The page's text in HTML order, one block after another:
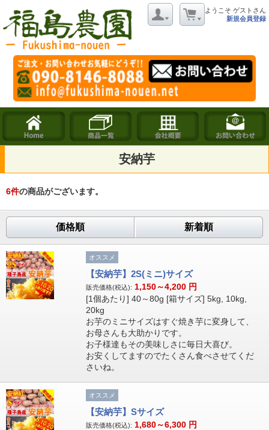
ようこそ ゲストさん
新規会員登録
安納芋
6件の商品がございます。
価格順 新着順
オススメ
【安納芋】2S(ミニ)サイズ
販売価格(税込): 1,150～4,200 円
[1個あたり] 40～80g [箱サイズ] 5kg, 10kg,
20kg
お芋のミニサイズはすぐ焼き芋に変身して、
お母さんも大助かりです。
お子様達もその美味しさに毎日大喜び。
お安くしてますのでたくさん食べさせてくだ
さいね。
オススメ
【安納芋】Sサイズ
販売価格(税込): 1,680～6,300 円